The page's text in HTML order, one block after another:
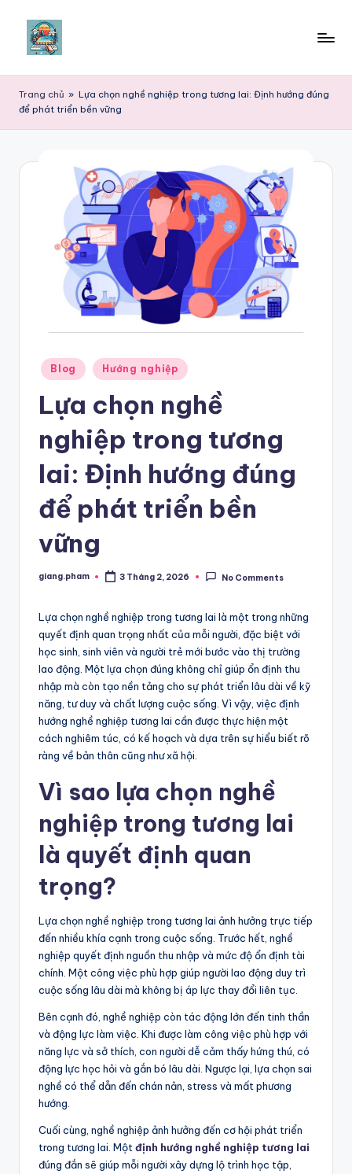
Trang chủ » Lựa chọn nghề nghiệp trong tương lai: Định hướng đúng
để phát triển bền vững
Posted
in
Blog Hướng nghiệp
Lựa chọn nghề
nghiệp trong tương
lai: Định hướng đúng
để phát triển bền
vững
Posted
giang.pham 3 Tháng 2, 2026 No Comments
Lựa chọn nghề nghiệp trong tương lai là một trong những
quyết định quan trọng nhất của mỗi người, đặc biệt với
học sinh, sinh viên và người trẻ mới bước vào thị trường
lao động. Một lựa chọn đúng không chỉ giúp ổn định thu
nhập mà còn tạo nền tảng cho sự phát triển lâu dài về kỹ
năng, tư duy và chất lượng cuộc sống. Vì vậy, việc định
hướng nghề nghiệp tương lai cần được thực hiện một
cách nghiêm túc, có kế hoạch và dựa trên sự hiểu biết rõ
ràng về bản thân cũng như xã hội.
Vì sao lựa chọn nghề
nghiệp trong tương lai
là quyết định quan
trọng?
Lựa chọn nghề nghiệp trong tương lai ảnh hưởng trực tiếp
đến nhiều khía cạnh trong cuộc sống. Trước hết, nghề
nghiệp quyết định nguồn thu nhập và mức độ ổn định tài
chính. Một công việc phù hợp giúp người lao động duy trì
cuộc sống lâu dài mà không bị áp lực thay đổi liên tục.
Bên cạnh đó, nghề nghiệp còn tác động lớn đến tinh thần
và động lực làm việc. Khi được làm công việc phù hợp với
năng lực và sở thích, con người dễ cảm thấy hứng thú, có
động lực học hỏi và gắn bó lâu dài. Ngược lại, lựa chọn sai
nghề có thể dẫn đến chán nản, stress và mất phương
hướng.
Cuối cùng, nghề nghiệp ảnh hưởng đến cơ hội phát triển
trong tương lai. Một định hướng nghề nghiệp tương lai
đúng đắn sẽ giúp mỗi người xây dựng lộ trình học tập,